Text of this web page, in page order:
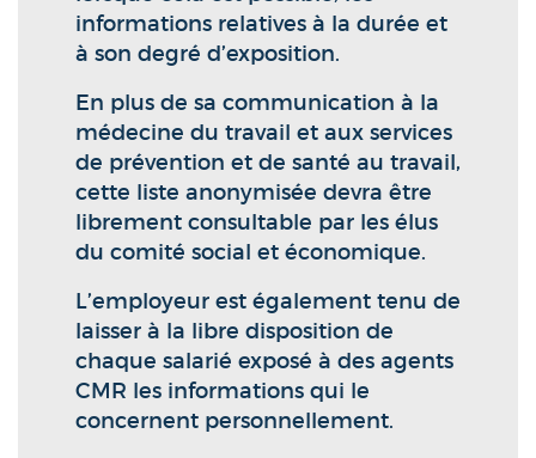
informations relatives à la durée et
à son degré d’exposition.
En plus de sa communication à la
médecine du travail et aux services
de prévention et de santé au travail,
cette liste anonymisée devra être
librement consultable par les élus
du comité social et économique.
L’employeur est également tenu de
laisser à la libre disposition de
chaque salarié exposé à des agents
CMR les informations qui le
concernent personnellement.